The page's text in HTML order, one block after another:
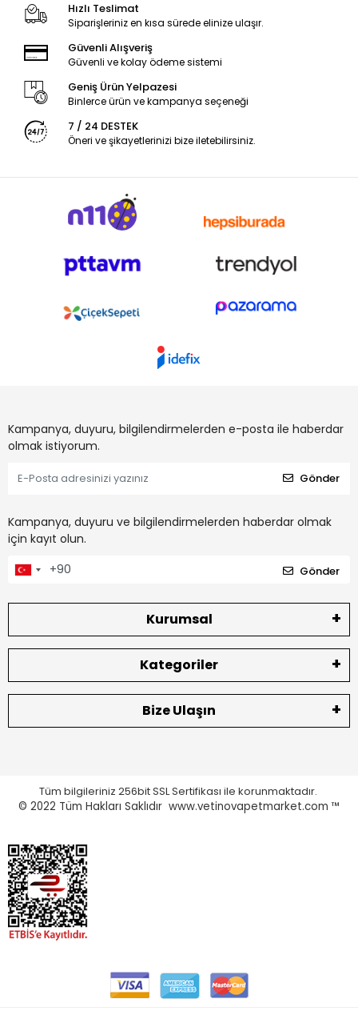
Hızlı Teslimat
Siparişleriniz en kısa sürede elinize ulaşır.
Güvenli Alışveriş
Güvenli ve kolay ödeme sistemi
Geniş Ürün Yelpazesi
Binlerce ürün ve kampanya seçeneği
7 / 24 DESTEK
Öneri ve şikayetlerinizi bize iletebilirsiniz.
Kampanya, duyuru, bilgilendirmelerden e-posta ile haberdar
olmak istiyorum.
Gönder
Kampanya, duyuru ve bilgilendirmelerden haberdar olmak
için kayıt olun.
Gönder
Kurumsal
Kategoriler
Bize Ulaşın
Tüm bilgileriniz 256bit SSL Sertifikası ile korunmaktadır.
© 2022 Tüm Hakları Saklıdır www.vetinovapetmarket.com ™